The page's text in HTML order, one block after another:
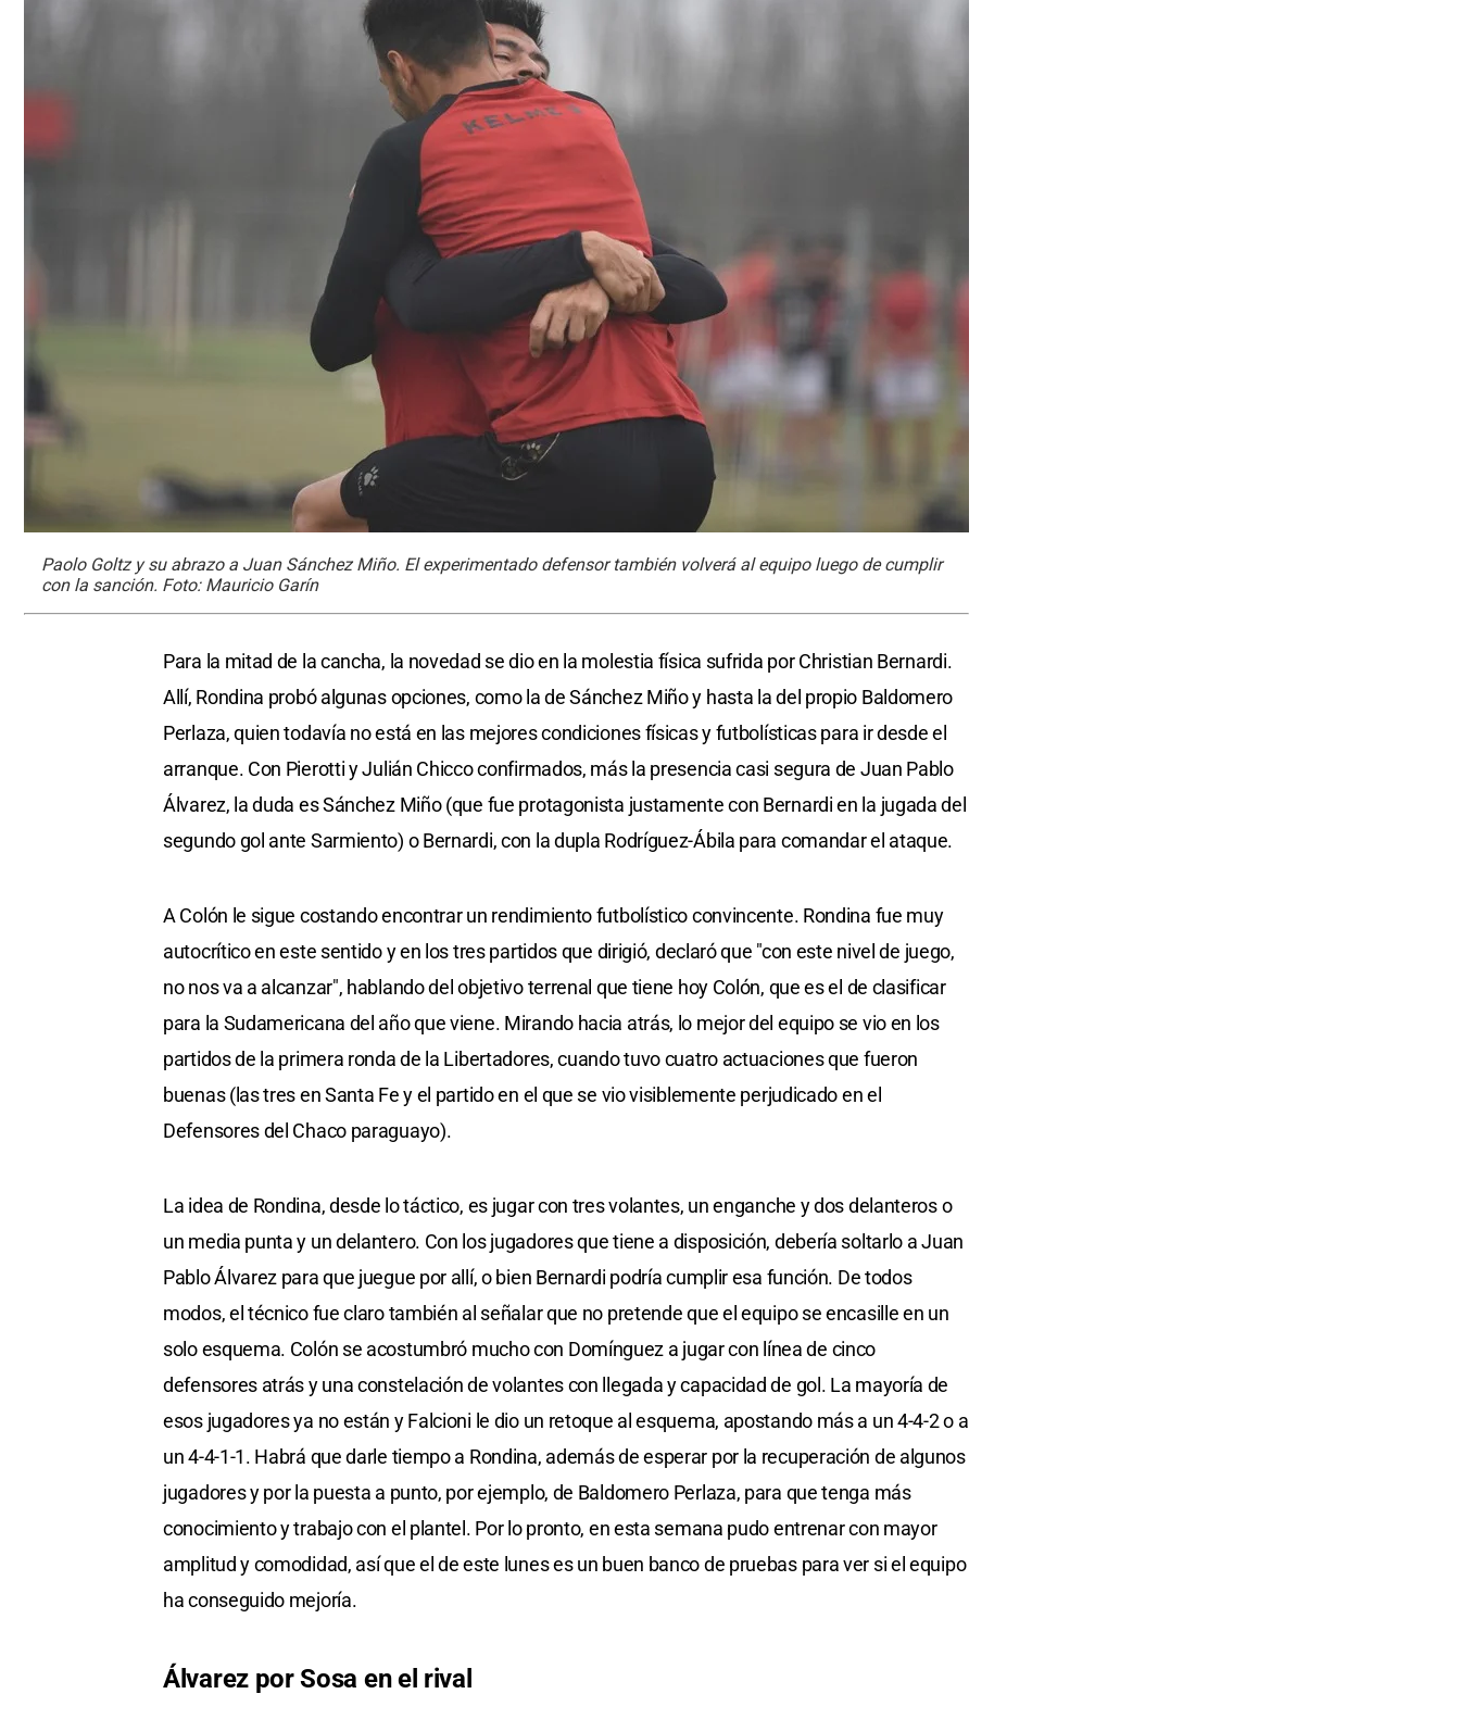
Paolo Goltz y su abrazo a Juan Sánchez Miño. El experimentado defensor también volverá al equipo luego de cumplir
con la sanción. Foto: Mauricio Garín
Para la mitad de la cancha, la novedad se dio en la molestia física sufrida por Christian Bernardi.
Allí, Rondina probó algunas opciones, como la de Sánchez Miño y hasta la del propio Baldomero
Perlaza, quien todavía no está en las mejores condiciones físicas y futbolísticas para ir desde el
arranque. Con Pierotti y Julián Chicco confirmados, más la presencia casi segura de Juan Pablo
Álvarez, la duda es Sánchez Miño (que fue protagonista justamente con Bernardi en la jugada del
segundo gol ante Sarmiento) o Bernardi, con la dupla Rodríguez-Ábila para comandar el ataque.
A Colón le sigue costando encontrar un rendimiento futbolístico convincente. Rondina fue muy
autocrítico en este sentido y en los tres partidos que dirigió, declaró que "con este nivel de juego,
no nos va a alcanzar", hablando del objetivo terrenal que tiene hoy Colón, que es el de clasificar
para la Sudamericana del año que viene. Mirando hacia atrás, lo mejor del equipo se vio en los
partidos de la primera ronda de la Libertadores, cuando tuvo cuatro actuaciones que fueron
buenas (las tres en Santa Fe y el partido en el que se vio visiblemente perjudicado en el
Defensores del Chaco paraguayo).
La idea de Rondina, desde lo táctico, es jugar con tres volantes, un enganche y dos delanteros o
un media punta y un delantero. Con los jugadores que tiene a disposición, debería soltarlo a Juan
Pablo Álvarez para que juegue por allí, o bien Bernardi podría cumplir esa función. De todos
modos, el técnico fue claro también al señalar que no pretende que el equipo se encasille en un
solo esquema. Colón se acostumbró mucho con Domínguez a jugar con línea de cinco
defensores atrás y una constelación de volantes con llegada y capacidad de gol. La mayoría de
esos jugadores ya no están y Falcioni le dio un retoque al esquema, apostando más a un 4-4-2 o a
un 4-4-1-1. Habrá que darle tiempo a Rondina, además de esperar por la recuperación de algunos
jugadores y por la puesta a punto, por ejemplo, de Baldomero Perlaza, para que tenga más
conocimiento y trabajo con el plantel. Por lo pronto, en esta semana pudo entrenar con mayor
amplitud y comodidad, así que el de este lunes es un buen banco de pruebas para ver si el equipo
ha conseguido mejoría.
Álvarez por Sosa en el rival